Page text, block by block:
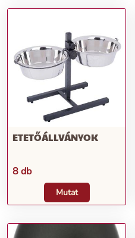
ETETŐÁLLVÁNYOK
8 db
Mutat